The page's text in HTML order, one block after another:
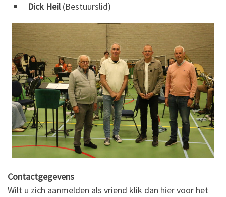
Dick Heil(Bestuurslid)
Contactgegevens
Wilt u zich aanmelden als vriend klik dan hiervoor het